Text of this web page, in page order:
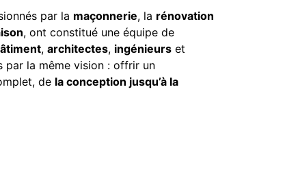
par la maçonnerie, la rénovation
, ont constitué une équipe de
, architectes, ingénieurs et
par la même vision : offrir un
de la conception jusqu’à la